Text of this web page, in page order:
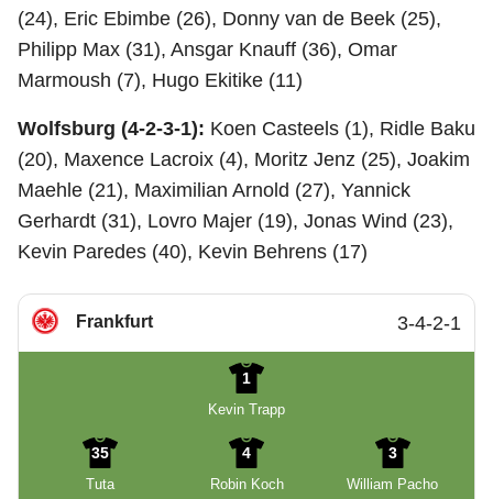
(24), Eric Ebimbe (26), Donny van de Beek (25),
Philipp Max (31), Ansgar Knauff (36), Omar
Marmoush (7), Hugo Ekitike (11)
Wolfsburg (4-2-3-1): Koen Casteels (1), Ridle Baku
(20), Maxence Lacroix (4), Moritz Jenz (25), Joakim
Maehle (21), Maximilian Arnold (27), Yannick
Gerhardt (31), Lovro Majer (19), Jonas Wind (23),
Kevin Paredes (40), Kevin Behrens (17)
Frankfurt 3-4-2-1
1
Kevin Trapp
35
Tuta
4
Robin Koch
3
William Pacho